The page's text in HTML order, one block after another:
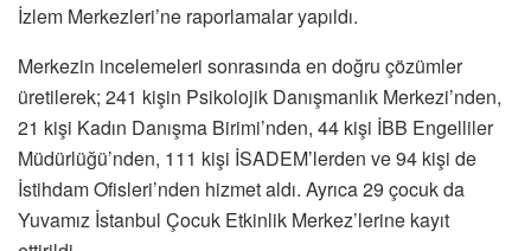
İzlem Merkezleri’ne raporlamalar yapıldı.
Merkezin incelemeleri sonrasında en doğru çözümler
üretilerek; 241 kişin Psikolojik Danışmanlık Merkezi’nden,
21 kişi Kadın Danışma Birimi’nden, 44 kişi İBB Engelliler
Müdürlüğü’nden, 111 kişi İSADEM’lerden ve 94 kişi de
İstihdam Ofisleri’nden hizmet aldı. Ayrıca 29 çocuk da
Yuvamız İstanbul Çocuk Etkinlik Merkez’lerine kayıt